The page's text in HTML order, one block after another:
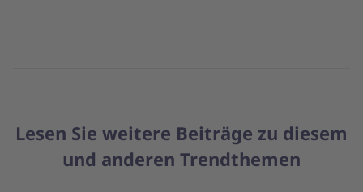
Lesen Sie weitere Beiträge zu diesem
und anderen Trendthemen